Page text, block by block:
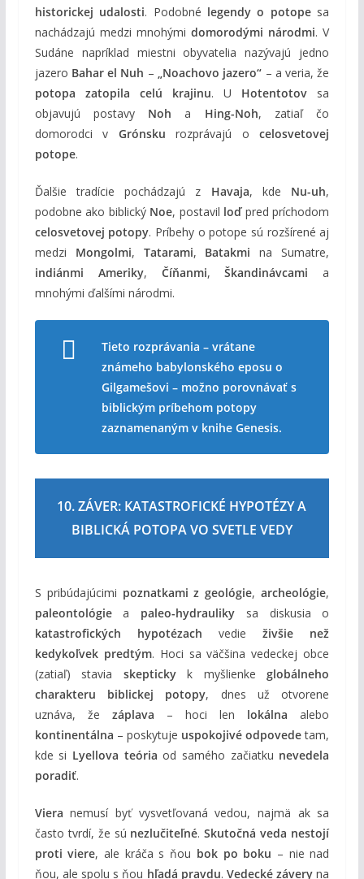
historickej udalosti. Podobné legendy o potopesa
nachádzajú medzi mnohýmidomorodými národmi. V
Sudáne napríklad miestni obyvatelia nazývajú jedno
jazero Bahar el Nuh – „Noachovo jazero“ – a veria, že
potopa zatopila celú krajinu. U Hotentotov sa
objavujú postavy Noh a Hing-Noh, zatiaľ čo
domorodci v Grónsku rozprávajú ocelosvetovej
potope.
Ďalšie tradície pochádzajú z Havaja, kde Nu-uh,
podobne ako biblický Noe, postavil loďpred príchodom
celosvetovej potopy. Príbehy o potope sú rozšírené aj
medzi Mongolmi, Tatarami, Batakmi na Sumatre,
indiánmi Ameriky, Číňanmi,Škandinávcami a
mnohými ďalšími národmi.
Tieto rozprávania – vrátane
známeho babylonského eposu o
Gilgamešovi – možno porovnávať s
biblickým príbehom potopy
zaznamenaným v knihe Genesis.
10. ZÁVER: KATASTROFICKÉ HYPOTÉZY A
BIBLICKÁ POTOPA VO SVETLE VEDY
S pribúdajúcimi poznatkami z geológie,archeológie,
paleontológiea paleo-hydrauliky sa diskusia o
katastrofických hypotézach vedieživšie než
kedykoľvek predtým. Hoci sa väčšina vedeckej obce
(zatiaľ) stavia skeptickyk myšlienkeglobálneho
charakteru biblickej potopy, dnes už otvorene
uznáva, že záplava – hoci len lokálna alebo
kontinentálna – poskytuje uspokojivé odpovedetam,
kde si Lyellova teória od samého začiatku nevedela
poradiť.
Viera nemusí byť vysvetľovaná vedou, najmä ak sa
často tvrdí, že sú nezlučiteľné.Skutočná veda nestojí
proti viere, ale kráča s ňou bok po boku – nie nad
ňou, ale spolu s ňou hľadá pravdu. Vedecké závery na